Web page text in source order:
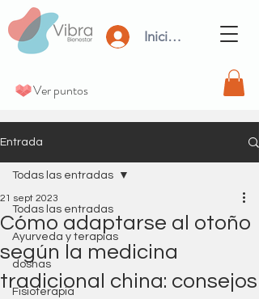
Iniciar Sesión
Ver puntos
Entrada
Todas las entradas
Ayurveda y terapias
doshas
Fisioterapia
Todas las entradas
Cómo adaptarse al otoño
según la medicina
tradicional china: consejos
21 sept 2023